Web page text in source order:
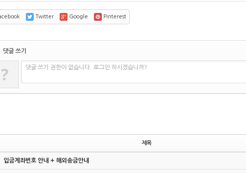
Twitter Google Pinterest
댓글 쓰기
? 댓글 쓰기 권한이 없습니다. 로그인 하시겠습니까?
제목
입금계좌번호 안내 + 해외송금안내